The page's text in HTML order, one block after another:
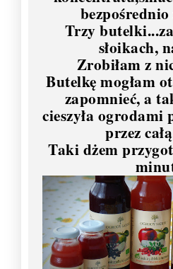
bezpośrednio
Trzy
słoikach,
Zrobiłam z
Butelkę mogłam
zapomnieć, a
cieszyła ogrodami
przez
Taki dżem